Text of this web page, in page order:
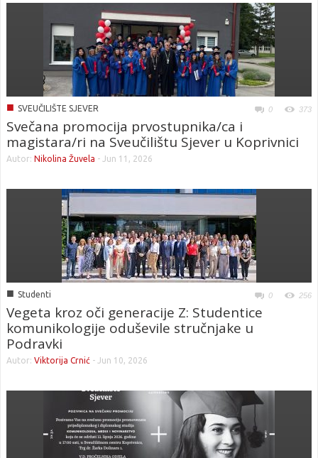
■ SVEUČILIŠTE SJEVER 0 373
Svečana promocija prvostupnika/ca i
magistara/ri na Sveučilištu Sjever u Koprivnici
Autor: Nikolina Žuvela - Jun 11, 2026
■ Studenti 0 256
Vegeta kroz oči generacije Z: Studentice
komunikologije oduševile stručnjake u
Podravki
Autor: Viktorija Crnić - Jun 10, 2026